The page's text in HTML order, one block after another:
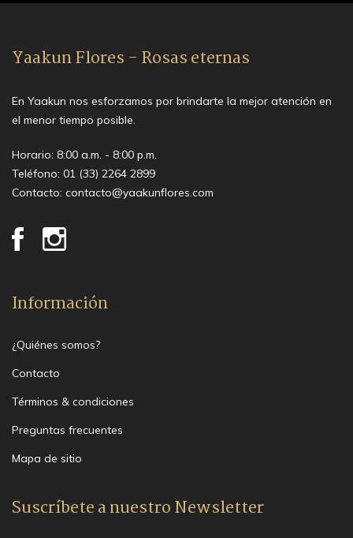
Yaakun Flores - Rosas eternas
En Yaakun nos esforzamos por brindarte la mejor atención en
el menor tiempo posible.
Horario: 8:00 a.m. - 8:00 p.m.
Teléfono: 01 (33) 2264 2899
Contacto: contacto@yaakunflores.com
Información
¿Quiénes somos?
Contacto
Términos & condiciones
Preguntas frecuentes
Mapa de sitio
Suscríbete a nuestro Newsletter